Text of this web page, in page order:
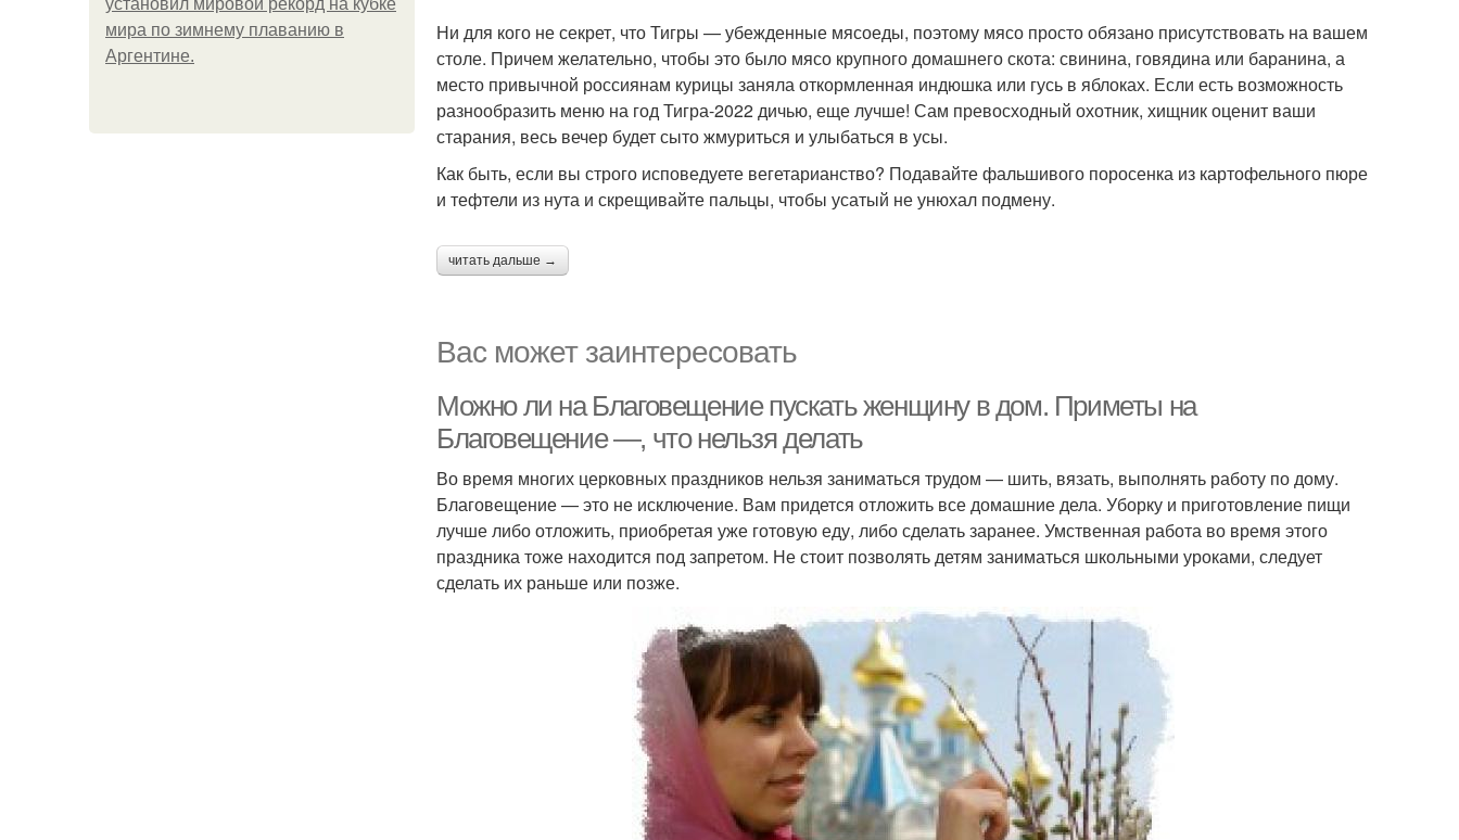
установил мировой рекорд на кубке
мира по зимнему плаванию в
Аргентине.
Ни для кого не секрет, что Тигры — убежденные мясоеды, поэтому мясо просто обязано присутствовать на вашем
столе. Причем желательно, чтобы это было мясо крупного домашнего скота: свинина, говядина или баранина, а
место привычной россиянам курицы заняла откормленная индюшка или гусь в яблоках. Если есть возможность
разнообразить меню на год Тигра-2022 дичью, еще лучше! Сам превосходный охотник, хищник оценит ваши
старания, весь вечер будет сыто жмуриться и улыбаться в усы.
Как быть, если вы строго исповедуете вегетарианство? Подавайте фальшивого поросенка из картофельного пюре
и тефтели из нута и скрещивайте пальцы, чтобы усатый не унюхал подмену.
читать дальше →
Вас может заинтересовать
Можно ли на Благовещение пускать женщину в дом. Приметы на
Благовещение —, что нельзя делать
Во время многих церковных праздников нельзя заниматься трудом — шить, вязать, выполнять работу по дому.
Благовещение — это не исключение. Вам придется отложить все домашние дела. Уборку и приготовление пищи
лучше либо отложить, приобретая уже готовую еду, либо сделать заранее. Умственная работа во время этого
праздника тоже находится под запретом. Не стоит позволять детям заниматься школьными уроками, следует
сделать их раньше или позже.